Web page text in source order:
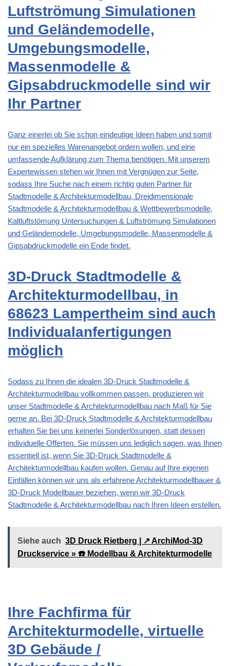
Luftströmung Simulationen
und Geländemodelle,
Umgebungsmodelle,
Massenmodelle &
Gipsabdruckmodelle sind wir
Ihr Partner
Ganz einerlei ob Sie schon eindeutige Ideen haben und somit
nur ein spezielles Warenangebot ordern wollen, und eine
umfassende Aufklärung zum Thema benötigen. Mit unserem
Expertewissen stehen wir Ihnen mit Vergnügen zur Seite,
sodass Ihre Suche nach einem richtig guten Partner für
Stadtmodelle & Architekturmodellbau, Dreidimensionale
Stadtmodelle & Architekturmodellbau & Wettbewerbsmodelle,
Kaltluftstömung Untersuchungen & Luftströmung Simulationen
und Geländemodelle, Umgebungsmodelle, Massenmodelle &
Gipsabdruckmodelle ein Ende findet.
3D-Druck Stadtmodelle &
Architekturmodellbau, in
68623 Lampertheim sind auch
Individualanfertigungen
möglich
Sodass zu Ihnen die idealen 3D-Druck Stadtmodelle &
Architekturmodellbau vollkommen passen, produzieren wir
unser Stadtmodelle & Architekturmodellbau nach Maß für Sie
gerne an. Bei 3D-Druck Stadtmodelle & Architekturmodellbau
erhalten Sie bei uns keinerlei Sonderlösungen, statt dessen
individuelle Offerten. Sie müssen uns lediglich sagen, was Ihnen
essentiell ist, wenn Sie 3D-Druck Stadtmodelle &
Architekturmodellbau kaufen wollen. Genau auf Ihre eigenen
Einfällen können wir uns als erfahrene Architekturmodellbauer &
3D-Druck Modellbauer beziehen, wenn wir 3D-Druck
Stadtmodelle & Architekturmodellbau nach Ihren Ideen erstellen.
Siehe auch 3D Druck Rietberg | ↗️ ArchiMod-3D
Druckservice » ☎️ Modellbau & Architekturmodelle
Ihre Fachfirma für
Architekturmodelle, virtuelle
3D Gebäude /